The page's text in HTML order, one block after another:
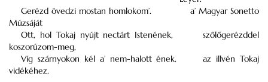
Gerézd övedzi mostan homlokom’.
a’ Magyar Sonetto
Múzsáját
Ott, hol Tokaj nyújt nectárt Istenének,
szőlőgerézddel
koszorúzom-meg,
Víg szárnyokon kél a’ nem-halott ének.
az illvén Tokaj
vidékéhez.